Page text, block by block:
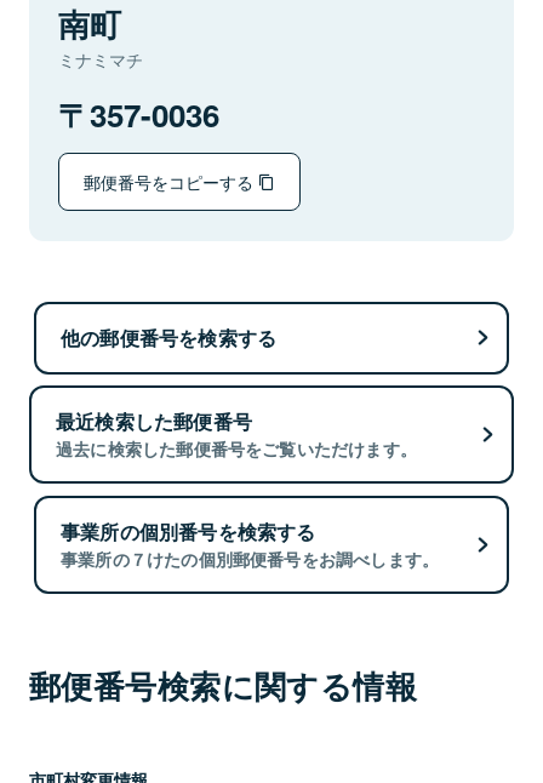
南町
ミナミマチ
357-0036
郵便番号をコピーする
他の郵便番号を検索する
最近検索した郵便番号
過去に検索した郵便番号をご覧いただけます。
事業所の個別番号を検索する
事業所の７けたの個別郵便番号をお調べします。
郵便番号検索に関する情報